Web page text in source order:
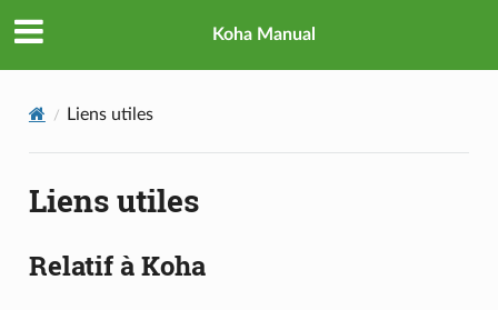
Koha Manual
Liens utiles
Liens utiles
Relatif à Koha